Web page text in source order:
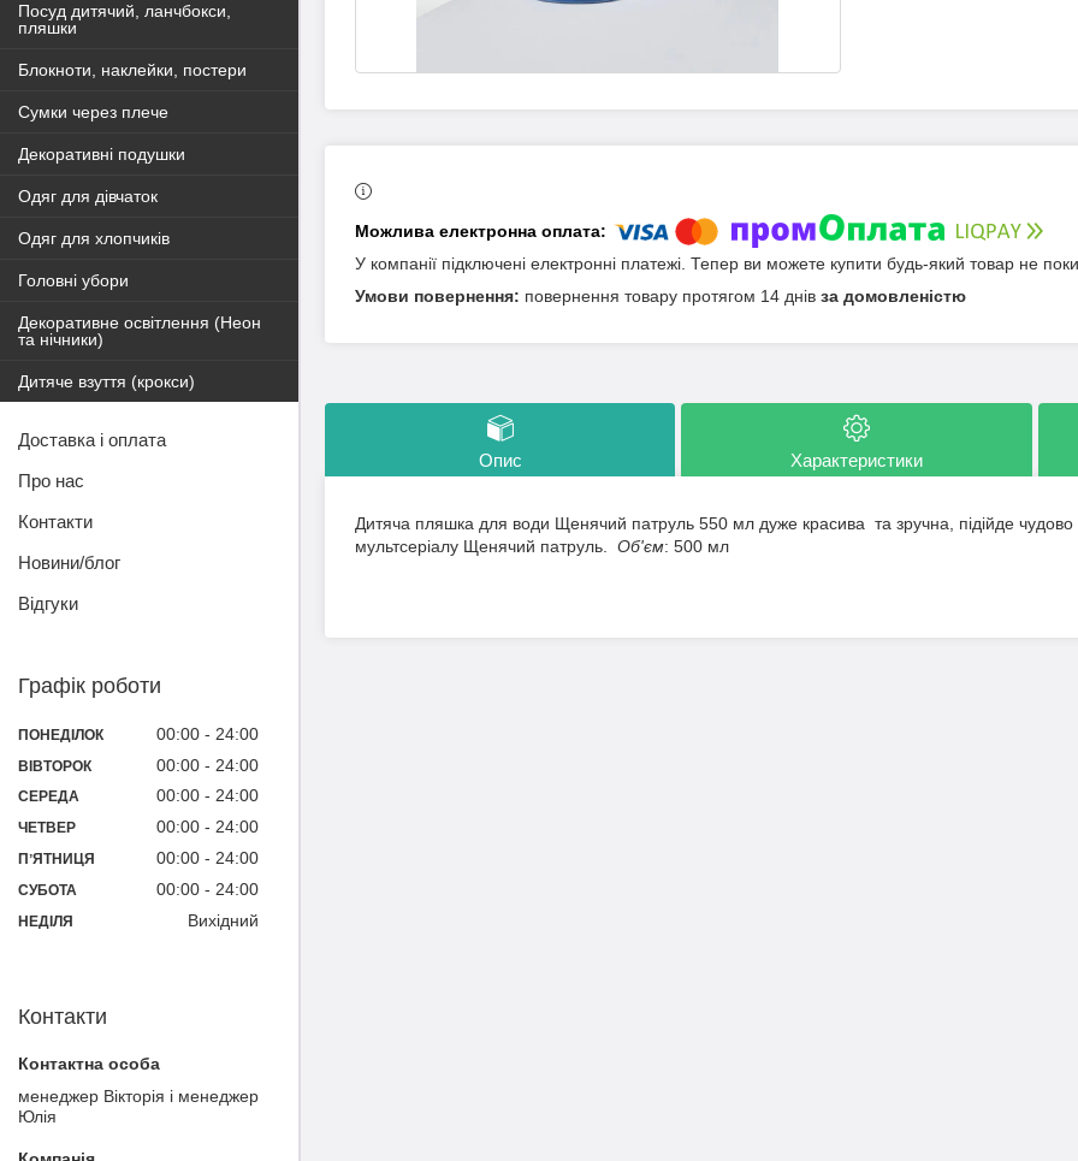
У компанії підключені електронні платежі. Тепер ви можете купити будь-який товар не
повернення товару протягом 14 днів за домовленістю
Опис Характеристики
Дитяча пляшка для води Щенячий патруль 550 мл дуже красива та зручна, підійде
мультсеріалу Щенячий патруль. Об'єм: 500 мл
Посуд дитячий, ланчбокси,
пляшки
Блокноти, наклейки, постери
Сумки через плече
Декоративні подушки
Одяг для дівчаток
Одяг для хлопчиків
Головні убори
Декоративне освітлення (Неон
та нічники)
Дитяче взуття (крокси)
Доставка і оплата
Про нас
Контакти
Новини/блог
Відгуки
Графік роботи
ПОНЕДІЛОК 00:00 24:00
ВІВТОРОК 00:00 24:00
СЕРЕДА 00:00 24:00
ЧЕТВЕР 00:00 24:00
ПʼЯТНИЦЯ 00:00 24:00
СУБОТА 00:00 24:00
НЕДІЛЯ Вихідний
Контакти
менеджер Вікторія і менеджер
Юлія